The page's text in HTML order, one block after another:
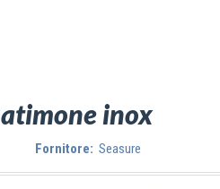
inox
Fornitore: Seasure